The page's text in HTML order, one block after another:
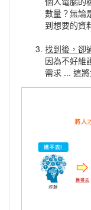
數量？無論
到想要的資
找到後，卻
因為不好維
需求 ... 這